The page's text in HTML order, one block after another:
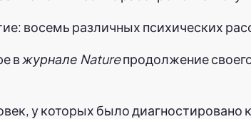
восемь различных психических
вжурнале Natureпродолжение
у которых было диагностировано